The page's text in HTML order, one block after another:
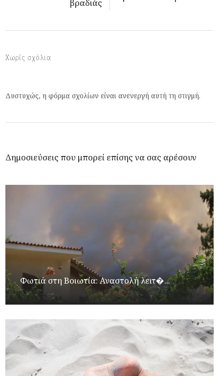
βραδιάς
Χωρίς σχόλια
Δυστυχώς, η φόρμα σχολίων είναι ανενεργή αυτή τη στιγμή.
Δημοσιεύσεις που μπορεί επίσης να σας αρέσουν
Φωτιά στη Βοιωτία: Αναστολή λειτ�...